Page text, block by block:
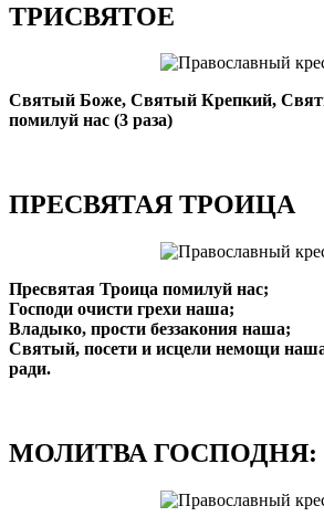
ТРИСВЯТОЕ
Святый Боже, Святый Крепкий,
помилуй нас (3 раза)
ПРЕСВЯТАЯ ТРОИЦА
Пресвятая Троица помилуй нас;
Господи очисти грехи наша;
Владыко, прости беззакония наша;
Святый, посети и исцели немощи
ради.
МОЛИТВА ГОСПОДНЯ: